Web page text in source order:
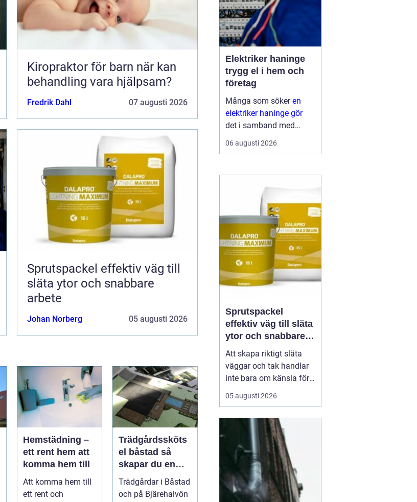
Kiropraktor för barn när kan
behandling vara hjälpsam?
Fredrik Dahl 07 augusti 2026
Sprutspackel effektiv väg till
släta ytor och snabbare
arbete
Johan Norberg 05 augusti 2026
Hemstädning –
ett rent hem att
komma hem till
Att komma hem till
ett rent och
Trädgårdssköts
el båstad så
skapar du en
hållbar och
vacker trädgård
Trädgårdar i Båstad
och på Bjärehalvön
Elektriker haninge
trygg el i hem och
företag
Många som sökeren
elektriker haninge gör
det i samband med
renovering,
nybyggnation eller när
fungera. El är en
självklar del av
vardagen, men samtidigt
ett område där sm...
06 augusti 2026
Sprutspackel
effektiv väg till släta
ytor och snabbare
arbete
Att skapa riktigt släta
väggar och tak handlar
inte bara om känsla för
finish. Valet av metod
och material påverkar
tidsåtgång och
slutresultat. Härkommer
Sprutspackel insom ett
mo...
05 augusti 2026